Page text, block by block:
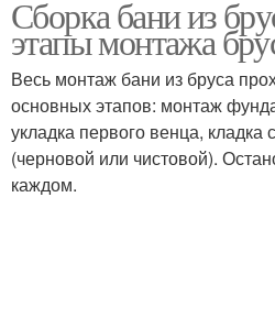
Сборка бани из
этапы монтажа
Весь монтаж бани из бруса
основных этапов: монтаж
укладка первого венца,
(черновой или чистовой).
каждом.